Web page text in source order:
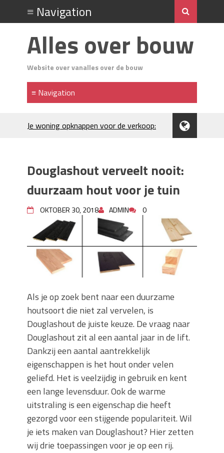
Alles over bouw
Website over vanalles over de bouw
Je woning opknappen voor de verkoop:
evenementen
H₂S in Rotterdamse woonwijken:
metingen, geurneutralisatie en
resultaten
Kunststof erfafscheiding: duurzame
keuze voor iedere tuin
Wat is een sleuvenzaagmachine en
wanneer gebruik je hem?
Wonen in balans en comfort
Wanneer is het slim om een
graafmachine te huren in plaats van te
kopen?
Buitenleven, de tuin en een hangmat
kopen
Verbouwen? Sla je inboedel tijdelijk op!
Waar let je op bij het kiezen van een
dakdekkersbedrijf?
Douglashout verveelt nooit:
duurzaam hout voor je tuin
OKTOBER 30, 2018 ADMIN 0
Als je op zoek bent naar een duurzame
houtsoort die niet zal vervelen, is
Douglashout de juiste keuze. De vraag naar
Douglashout zit al een aantal jaar in de lift.
Dankzij een aantal aantrekkelijk
eigenschappen is het hout onder velen
geliefd. Het is veelzijdig in gebruik en kent
een lange levensduur. Ook de warme
uitstraling is een eigenschap die heeft
gezorgd voor een stijgende populariteit. Wil
je iets maken van Douglashout? Hier zetten
wij drie toepassingen voor je op een rij.